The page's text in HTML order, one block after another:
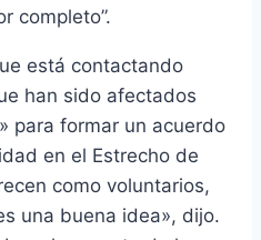
completo”.
está contactando
han sido afectados
para formar un acuerdo
en el Estrecho de
como voluntarios,
una buena idea», dijo.